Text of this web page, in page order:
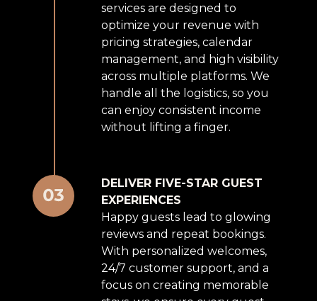
services are designed to
optimize your revenue with
pricing strategies, calendar
management, and high visibility
across multiple platforms. We
handle all the logistics, so you
can enjoy consistent income
without lifting a finger.
DELIVER FIVE-STAR GUEST
EXPERIENCES
Happy guests lead to glowing
reviews and repeat bookings.
With personalized welcomes,
24/7 customer support, and a
focus on creating memorable